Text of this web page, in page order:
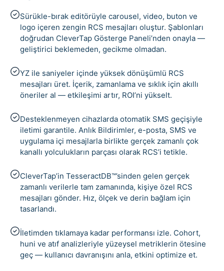
Sürükle-bırak editörüyle carousel, video, buton ve
logo içeren zengin RCS mesajları oluştur. Şablonları
doğrudan CleverTap Gösterge Paneli’nden onayla —
geliştirici beklemeden, gecikme olmadan.
YZ ile saniyeler içinde yüksek dönüşümlü RCS
mesajları üret. İçerik, zamanlama ve sıklık için akıllı
öneriler al — etkileşimi artır, ROI’ni yükselt.
Desteklenmeyen cihazlarda otomatik SMS geçişiyle
iletimi garantile. Anlık Bildirimler, e-posta, SMS ve
uygulama içi mesajlarla birlikte gerçek zamanlı çok
kanallı yolculukların parçası olarak RCS’i tetikle.
CleverTap’in TesseractDB™’sinden gelen gerçek
zamanlı verilerle tam zamanında, kişiye özel RCS
mesajları gönder. Hız, ölçek ve derin bağlam için
tasarlandı.
İletimden tıklamaya kadar performansı izle. Cohort,
huni ve atıf analizleriyle yüzeysel metriklerin ötesine
geç — kullanıcı davranışını anla, etkini optimize et.